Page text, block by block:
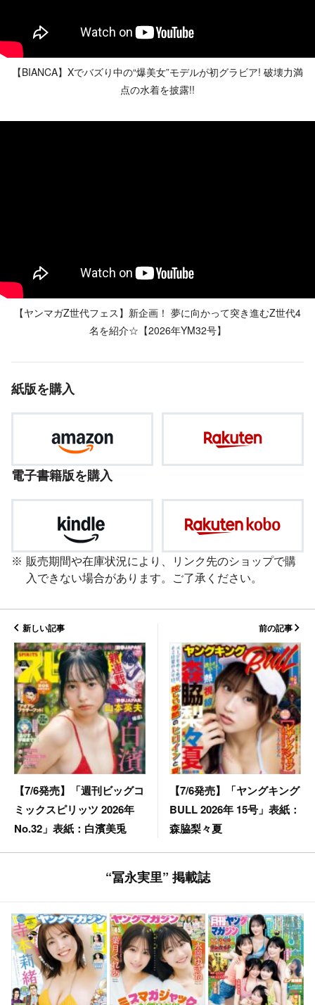
【BIANCA】Xでバズり中の“爆美女”モデルが初グラビア! 破壊力満
点の水着を披露!!
【ヤンマガZ世代フェス】新企画！ 夢に向かって突き進むZ世代4
名を紹介☆【2026年YM32号】
紙版を購入
電子書籍版を購入
販売期間や在庫状況により、リンク先のショップで購
入できない場合があります。ご了承ください。
新しい記事
【7/6発売】「週刊ビッグコ
ミックスピリッツ 2026年
No.32」表紙：白濱美兎
前の記事
【7/6発売】「ヤングキング
BULL 2026年 15号」表紙：
森脇梨々夏
“冨永実里” 掲載誌